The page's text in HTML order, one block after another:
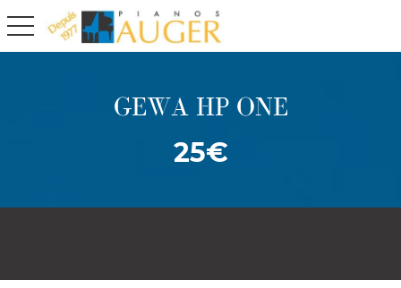
toggle navigation
GEWA HP ONE
25€